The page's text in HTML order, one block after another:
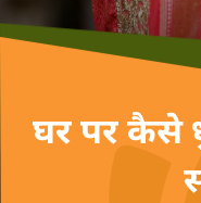
घर पर कैसे